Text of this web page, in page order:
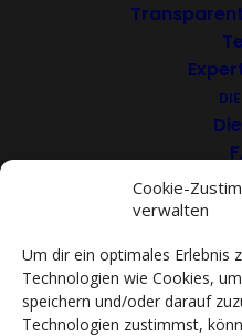
Cookie-
verwalten
Um dir ein optimales Erlebnis
Technologien wie Cookies,
speichern und/oder darauf
Technologien zustimmst,
Kolping